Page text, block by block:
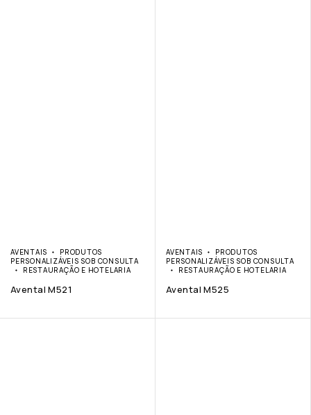
AVENTAIS
PRODUTOS
PERSONALIZÁVEIS SOB CONSULTA
RESTAURAÇÃO E HOTELARIA
Avental M521
AVENTAIS
PRODUTOS
PERSONALIZÁVEIS SOB CONSULTA
RESTAURAÇÃO E HOTELARIA
Avental M525